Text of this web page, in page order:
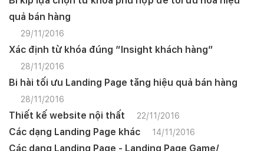
quả bán hàng
29/11/2016
Xác định từ khóa đúng “Insight khách hàng”
28/11/2016
Bi hài tối ưu Landing Page tăng hiệu quả bán hàng
28/11/2016
Thiết kế website nội thất 22/11/2016
Các dạng Landing Page khác 14/11/2016
Các dạng Landing Page - Landing Page Game/